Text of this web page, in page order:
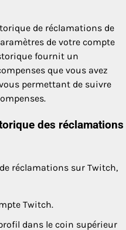
de réclamations de
de votre compte
fournit un
que vous avez
permettant de suivre
des réclamations
réclamations sur Twitch,
Twitch.
dans le coin supérieur